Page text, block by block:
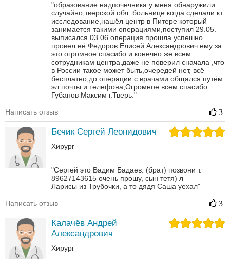
"образование надпочечника у меня обнаружили
случайно,тверской обл. больнице когда сделали кт
исследование,нашёл центр в Питере который
занимается такими операциями,поступил 29.05.
выписался 03.06 операция прошла успешно
провел её Федоров Елисей Александрович ему за
это огромное спасибо и конечно же всем
сотрудникам центра.даже не поверил сначала ,что
в России такое может быть,очередей нет, всё
бесплатно,до операции с врачами общался путём
эл.почты и телефона,Огромное всем спасибо
Губанов Максим г.Тверь."
Написать отзыв 3
Бечик Сергей Леонидович
Хирург
"Сергей это Вадим Бадаев. (брат) позвони т.
89627143615 очень прошу, сын тетя) л
Ларисы из Трубочки, а то дядя Саша уехал"
Написать отзыв 3
Калачёв Андрей
Александрович
Хирург